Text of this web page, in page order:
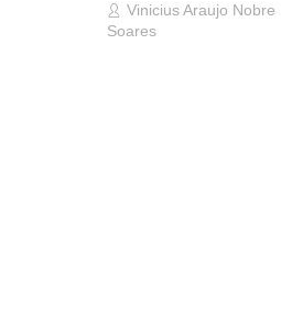
Vinicius Araujo Nobre
Soares